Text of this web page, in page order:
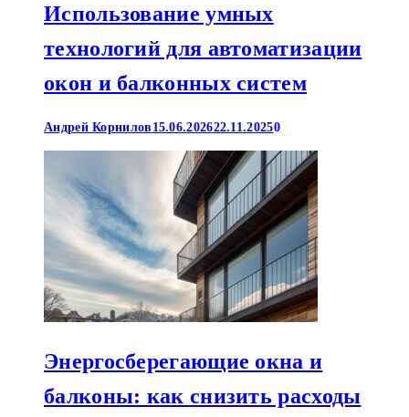
Использование умных
технологий для автоматизации
окон и балконных систем
Андрей Корнилов 15.06.202622.11.20250
Энергосберегающие окна и
балконы: как снизить расходы